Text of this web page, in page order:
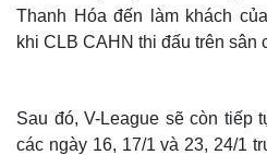
Thanh Hóa đến làm khách
khi CLB CAHN thi đấu trên sân
Sau đó, V-League sẽ còn tiếp
các ngày 16, 17/1 và 23, 24/1